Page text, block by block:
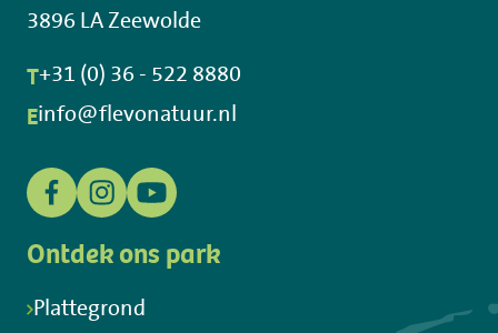
3896 LA Zeewolde
T+31 (0) 36 - 522 8880
Einfo@flevonatuur.nl
Ontdek ons park
Plattegrond